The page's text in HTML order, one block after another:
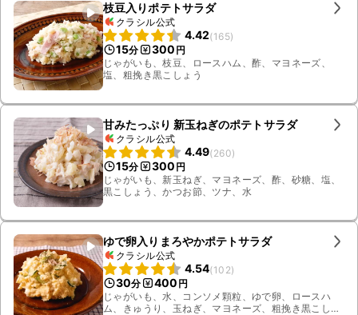
枝豆入りポテトサラダ
クラシル公式
4.42(165)
15分 300 円
じゃがいも、枝豆、ロースハム、酢、マヨネーズ、
塩、粗挽き黒こしょう
甘みたっぷり 新玉ねぎのポテトサラダ
クラシル公式
4.49(260)
15分 300 円
じゃがいも、新玉ねぎ、マヨネーズ、酢、砂糖、塩、
黒こしょう、かつお節、ツナ、水
ゆで卵入りまろやかポテトサラダ
クラシル公式
4.54(102)
30分 400 円
じゃがいも、水、コンソメ顆粒、ゆで卵、ロースハ
ム、きゅうり、玉ねぎ、マヨネーズ、粗挽き黒こしょ